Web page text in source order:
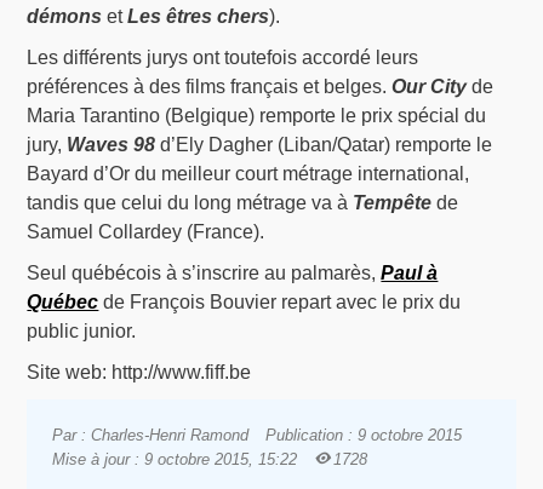
démons etLes êtres chers).
Les différents jurys ont toutefois accordé leurs
préférences à des films français et belges.Our Cityde
Maria Tarantino (Belgique) remporte le prix spécial du
jury, Waves 98 d’Ely Dagher (Liban/Qatar) remporte le
Bayard d’Or du meilleur court métrage international,
tandis que celui du long métrage va à Tempête de
Samuel Collardey (France).
Seul québécois à s’inscrire au palmarès,Paul à
Québec de François Bouvier repart avec le prix du
public junior.
Site web: http://www.fiff.be
Par : Charles-Henri Ramond
Publication : 9 octobre 2015
Mise à jour : 9 octobre 2015, 15:22
1728